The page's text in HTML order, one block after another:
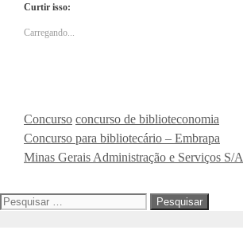
Curtir isso:
Carregando...
Categorias
Concurso Tags
concurso de biblioteconomia
Concurso para bibliotecário – Embrapa
Minas Gerais Administração e Serviços S/A
Pesquisar